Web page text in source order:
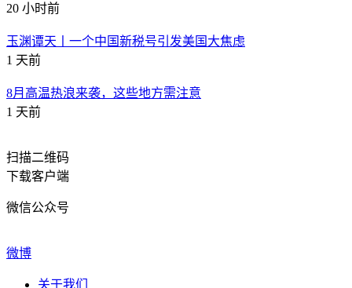
20 小时前
玉渊谭天丨一个中国新税号引发美国大焦虑
1 天前
8月高温热浪来袭，这些地方需注意
1 天前
扫描二维码
下载客户端
微信公众号
微博
关于我们